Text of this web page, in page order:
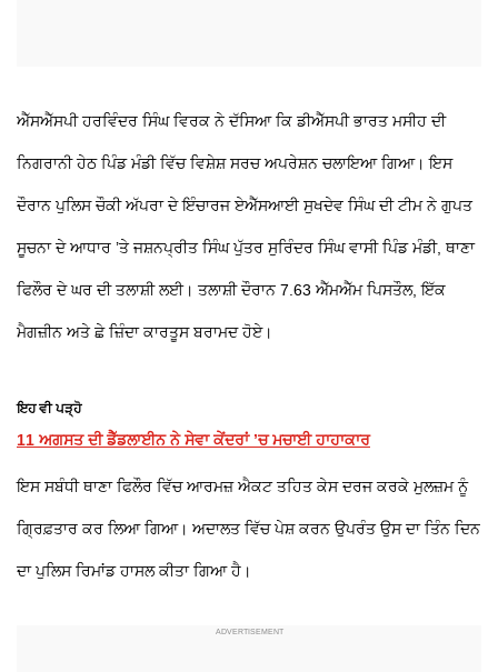
ਐੱਸਐੱਸਪੀ ਹਰਵਿੰਦਰ ਸਿੰਘ ਵਿਰਕ ਨੇ ਦੱਸਿਆ ਕਿ ਡੀਐੱਸਪੀ ਭਾਰਤ ਮਸੀਹ ਦੀ
ਨਿਗਰਾਨੀ ਹੇਠ ਪਿੰਡ ਮੰਡੀ ਵਿੱਚ ਵਿਸ਼ੇਸ਼ ਸਰਚ ਅਪਰੇਸ਼ਨ ਚਲਾਇਆ ਗਿਆ। ਇਸ
ਦੌਰਾਨ ਪੁਲਿਸ ਚੌਕੀ ਅੱਪਰਾ ਦੇ ਇੰਚਾਰਜ ਏਐੱਸਆਈ ਸੁਖਦੇਵ ਸਿੰਘ ਦੀ ਟੀਮ ਨੇ ਗੁਪਤ
ਸੂਚਨਾ ਦੇ ਆਧਾਰ ’ਤੇ ਜਸ਼ਨਪ੍ਰੀਤ ਸਿੰਘ ਪੁੱਤਰ ਸੁਰਿੰਦਰ ਸਿੰਘ ਵਾਸੀ ਪਿੰਡ ਮੰਡੀ, ਥਾਣਾ
ਫਿਲੌਰ ਦੇ ਘਰ ਦੀ ਤਲਾਸ਼ੀ ਲਈ। ਤਲਾਸ਼ੀ ਦੌਰਾਨ 7.63 ਐੱਮਐੱਮ ਪਿਸਤੌਲ, ਇੱਕ
ਮੈਗਜ਼ੀਨ ਅਤੇ ਛੇ ਜ਼ਿੰਦਾ ਕਾਰਤੂਸ ਬਰਾਮਦ ਹੋਏ।
ਇਹ ਵੀ ਪੜ੍ਹੋ
11 ਅਗਸਤ ਦੀ ਡੈੱਡਲਾਈਨ ਨੇ ਸੇਵਾ ਕੇਂਦਰਾਂ ’ਚ ਮਚਾਈ ਹਾਹਾਕਾਰ
ਇਸ ਸਬੰਧੀ ਥਾਣਾ ਫਿਲੌਰ ਵਿੱਚ ਆਰਮਜ਼ ਐਕਟ ਤਹਿਤ ਕੇਸ ਦਰਜ ਕਰਕੇ ਮੁਲਜ਼ਮ ਨੂੰ
ਗ੍ਰਿਫ਼ਤਾਰ ਕਰ ਲਿਆ ਗਿਆ। ਅਦਾਲਤ ਵਿੱਚ ਪੇਸ਼ ਕਰਨ ਉਪਰੰਤ ਉਸ ਦਾ ਤਿੰਨ ਦਿਨ
ਦਾ ਪੁਲਿਸ ਰਿਮਾਂਡ ਹਾਸਲ ਕੀਤਾ ਗਿਆ ਹੈ।